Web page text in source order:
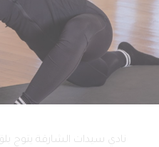
فرع كلباء
فرع دبا الحصن
فرع البطائح
نادي سيدات الشارقة يتوج